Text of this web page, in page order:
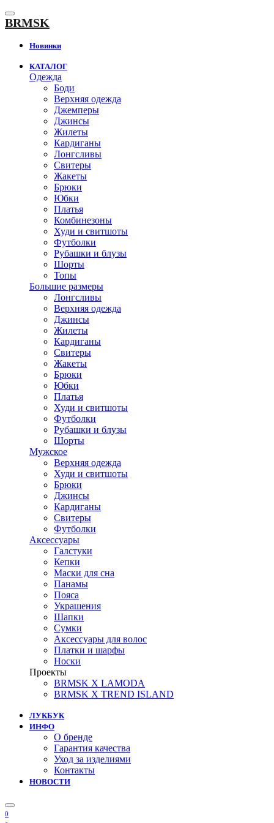
К
содержанию
BRMSK
Новинки
КАТАЛОГ
Одежда
Боди
Верхняя одежда
Джемперы
Джинсы
Жилеты
Кардиганы
Лонгсливы
Свитеры
Жакеты
Брюки
Юбки
Платья
Комбинезоны
Худи и свитшоты
Футболки
Рубашки и блузы
Шорты
Топы
Большие размеры
Лонгсливы
Верхняя одежда
Джинсы
Жилеты
Кардиганы
Свитеры
Жакеты
Брюки
Юбки
Платья
Худи и свитшоты
Футболки
Рубашки и блузы
Шорты
Мужское
Верхняя одежда
Худи и свитшоты
Брюки
Джинсы
Кардиганы
Свитеры
Футболки
Аксессуары
Галстуки
Кепки
Маски для сна
Панамы
Пояса
Украшения
Шапки
Сумки
Аксессуары для волос
Платки и шарфы
Носки
Проекты
BRMSK X LAMODA
BRMSK X TREND ISLAND
ЛУКБУК
ИНФО
О бренде
Гарантия качества
Уход за изделиями
Контакты
НОВОСТИ
0